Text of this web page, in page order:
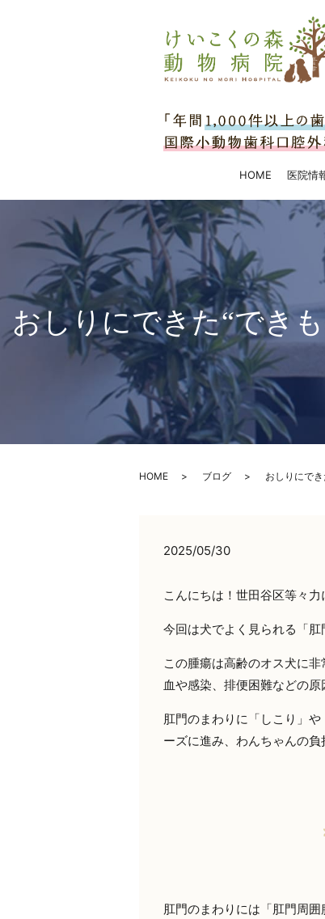
HOME 医院情
おしりにできた“でき
HOME ブログ おしりにで
2025/05/30
こんにちは！世田谷区等々
今回は犬でよく見られる「肛
この腫瘍は高齢のオス犬に
血や感染、排便困難などの原
肛門のまわりに「しこり」
ーズに進み、わんちゃんの負
肛門のまわりには「肛門周